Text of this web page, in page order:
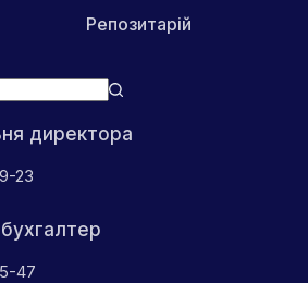
директора
23
47
Репозитарій